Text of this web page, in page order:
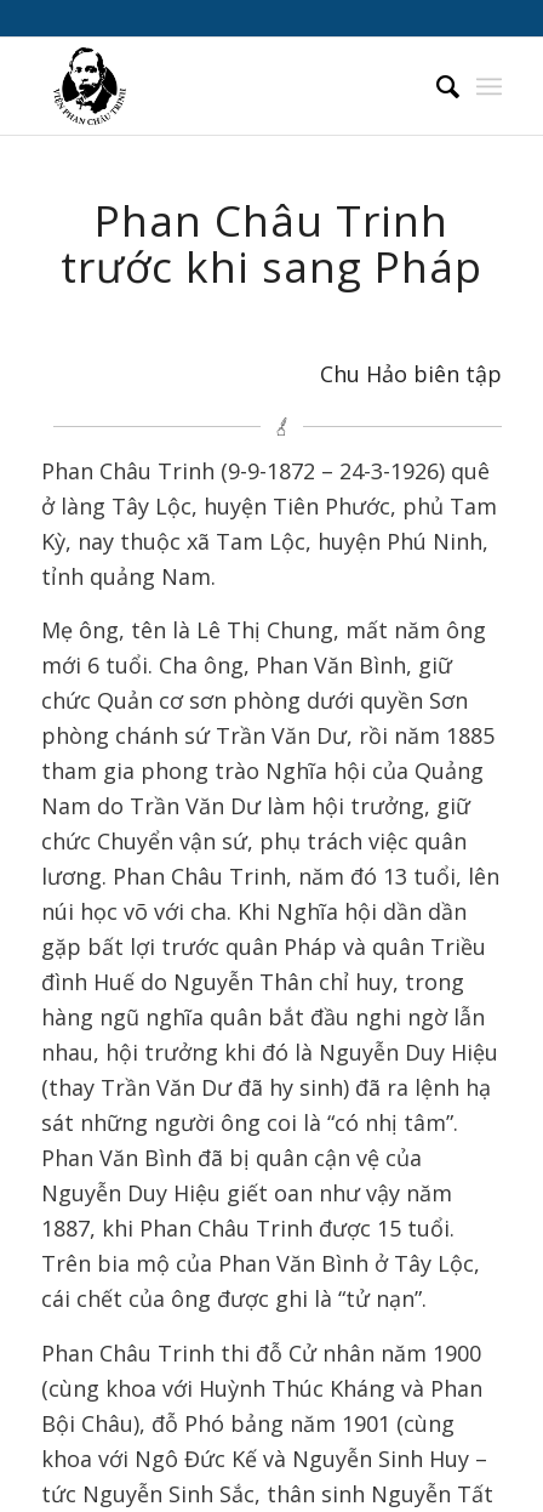
Phan Châu Trinh
trước khi sang Pháp
Chu Hảo biên tập
Phan Châu Trinh (9-9-1872 – 24-3-1926) quê
ở làng Tây Lộc, huyện Tiên Phước, phủ Tam
Kỳ, nay thuộc xã Tam Lộc, huyện Phú Ninh,
tỉnh quảng Nam.
Mẹ ông, tên là Lê Thị Chung, mất năm ông
mới 6 tuổi. Cha ông, Phan Văn Bình, giữ
chức Quản cơ sơn phòng dưới quyền Sơn
phòng chánh sứ Trần Văn Dư, rồi năm 1885
tham gia phong trào Nghĩa hội của Quảng
Nam do Trần Văn Dư làm hội trưởng, giữ
chức Chuyển vận sứ, phụ trách việc quân
lương. Phan Châu Trinh, năm đó 13 tuổi, lên
núi học võ với cha. Khi Nghĩa hội dần dần
gặp bất lợi trước quân Pháp và quân Triều
đình Huế do Nguyễn Thân chỉ huy, trong
hàng ngũ nghĩa quân bắt đầu nghi ngờ lẫn
nhau, hội trưởng khi đó là Nguyễn Duy Hiệu
(thay Trần Văn Dư đã hy sinh) đã ra lệnh hạ
sát những người ông coi là “có nhị tâm”.
Phan Văn Bình đã bị quân cận vệ của
Nguyễn Duy Hiệu giết oan như vậy năm
1887, khi Phan Châu Trinh được 15 tuổi.
Trên bia mộ của Phan Văn Bình ở Tây Lộc,
cái chết của ông được ghi là “tử nạn”.
Phan Châu Trinh thi đỗ Cử nhân năm 1900
(cùng khoa với Huỳnh Thúc Kháng và Phan
Bội Châu), đỗ Phó bảng năm 1901 (cùng
khoa với Ngô Đức Kế và Nguyễn Sinh Huy –
tức Nguyễn Sinh Sắc, thân sinh Nguyễn Tất